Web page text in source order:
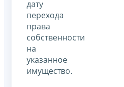
дату
перехода
права
собственности
на
указанное
имущество.